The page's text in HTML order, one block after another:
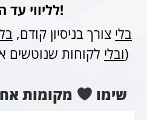
לליווי עד התוצאה!
בלי צורך בניסיון קודם,
ובלי לקוחות שנוטשים אותך אחרי 6 חודשים)
שימו מקומות